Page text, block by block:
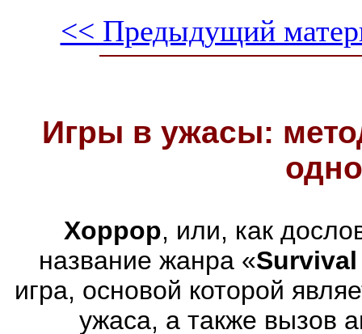
<< Предыдущий
Игры в ужасы:
Хоррор, или, как
название жанра «
игра, основой которой
ужаса, а также вызов